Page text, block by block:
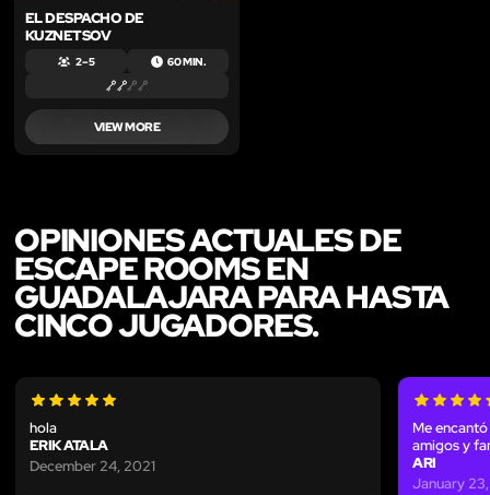
EL DESPACHO DE
KUZNETSOV
2 – 5 60 MIN.
VIEW MORE
OPINIONES ACTUALES DE
ESCAPE ROOMS EN
GUADALAJARA PARA HASTA
CINCO JUGADORES.
hola
ERIK ATALA
December 24, 2021
Me
amigos y
ARI
January